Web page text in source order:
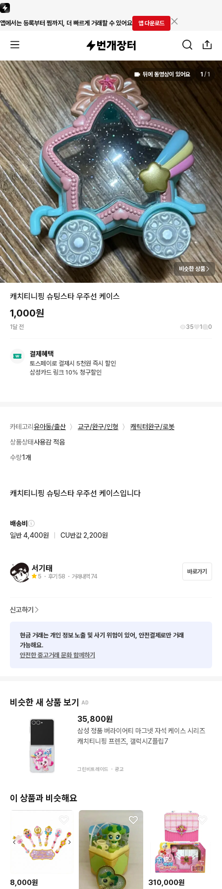
앱에서는 등록부터 찜까지, 더 빠르게 거래할 수 있어요 앱 다운로드
뒤에 동영상이 있어요 1 / 1
비슷한 상품
캐치티니핑 슈팅스타 우주선 케이스
1,000원
1달 전 35 1 0
결제혜택
토스페이로 결제시 5천원 즉시 할인
삼성카드 링크 10% 청구할인
카테고리 유아동/출산 〉 교구/완구/인형 〉
캐릭터완구/로봇
상품상태사용감 적음
수량1개
캐치티니핑 슈팅스타 우주선 케이스입니다
배송비
일반 4,400원
CU반값 2,200원
서기태
5 ・ 후기 58 ・ 거래내역 74
바로가기
신고하기
현금 거래는 개인 정보 노출 및 사기 위험이 있어, 안전결제로만 거래
가능해요.
안전한 중고거래 문화 함께하기
비슷한 새 상품 보기 AD
35,800원
삼성 정품 버라이어티 마그넷 자석 케이스 시리즈
캐치티니핑 프렌즈, 갤럭시Z플립7
그린비트레이드 ・ 광고
이 상품과 비슷해요
8,000원 310,000원